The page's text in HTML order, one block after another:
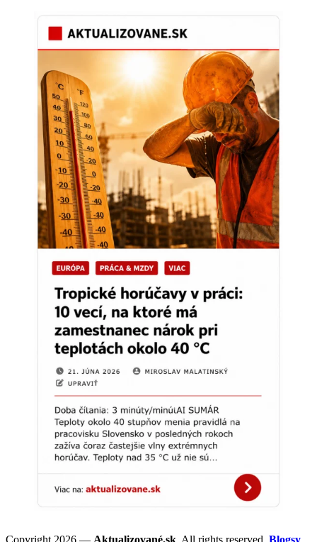
Copyright 2026 — Aktualizované.sk . All rights reserved. Blogsy